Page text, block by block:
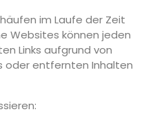
im Laufe der Zeit
Websites können jeden
Links aufgrund von
oder entfernten Inhalten